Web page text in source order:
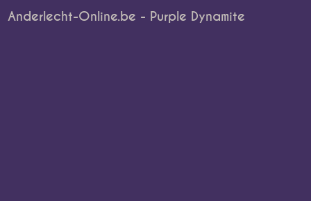
Anderlecht-Online.be - Purple Dynamite